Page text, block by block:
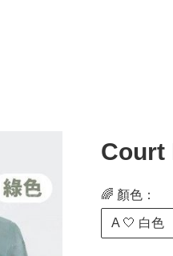
Court
🌈 顏色：
A 🤍 白色